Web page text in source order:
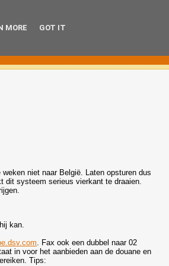
niet naar België. Laten opsturen dus
dit systeem serieus vierkant te draaien.
kan.
. Fax ook een dubbel naar 02
in voor het aanbieden aan de douane en
Tips:
MORE GOT IT